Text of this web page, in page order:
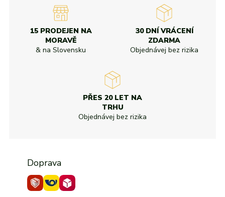
15 PRODEJEN NA
MORAVĚ
& na Slovensku
30 DNÍ VRÁCENÍ
ZDARMA
Objednávej bez rizika
PŘES 20 LET NA
TRHU
Objednávej bez rizika
Doprava